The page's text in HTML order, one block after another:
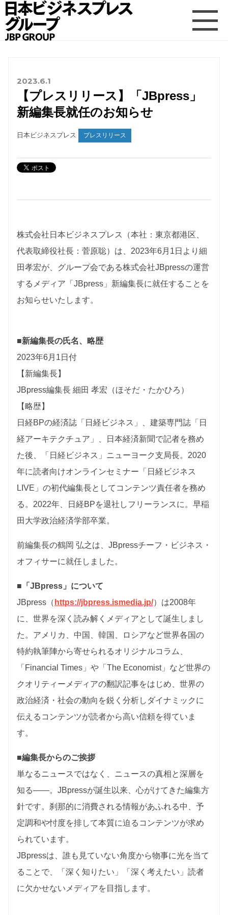
2023.6.1
【プレスリリース】「JBpress」
新編集⻑就任のお知らせ
日本ビジネスプレス プレスリリース
株式会社日本ビジネスプレス（本社：東京都港区、
代表取締役社長：菅原聡）は、2023年6月1日より細
田孝宏が、グループ会である株式会社JBpressの運営
するメディア「JBpress」新編集長に就任することを
お知らせいたします。
■新編集長の氏名、略歴
2023年6月1日付
【新編集長】
JBpress編集長 細田 孝宏（ほそだ・たかひろ）
【略歴】
日経BPの経済誌「日経ビジネス」、建築専門誌「日
経アーキテクチュア」、日本経済新聞で記者を務め
た後、「日経ビジネス」ニューヨーク支局長。2020
年に読者向けオンラインセミナー「日経ビジネス
LIVE」の初代編集長としてコンテンツ責任者を務め
る。2022年、日経BPを退社しフリーランスに。早稲
田大学政治経済学部卒業。
前編集長の鶴岡 弘之は、JBpressチーフ・ビジネス・
オフィサーに就任しました。
■「JBpress」について
JBpress（ https://jbpress.ismedia.jp/）は2008年
に、世界を深く読み解くメディアとして誕生しまし
た。アメリカ、中国、韓国、ロシアなど世界各国の
特約執筆陣から寄せられるオリジナルコラム、
「Financial Times」や「The Economist」など世界の
クオリティーメディアの翻訳記事をはじめ、世界の
政治経済・社会の動向を鋭く分析しダイナミックに
伝えるコンテンツが読者から高い信頼を得ていま
す。
■編集長からのご挨拶
単なるニュースではなく、ニュースの真相と深層を
知る――。JBpressが誕生以来、心がけてきた編集方
針です。刹那的に消費される情報があふれる中、予
定調和や忖度を排して本質に迫るコンテンツが求め
られています。
JBpressは、誰も見ていない角度から物事に光を当て
ることで、「深く知りたい」「深く考えたい」読者
に欠かせないメディアを目指します。